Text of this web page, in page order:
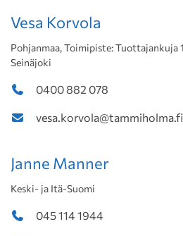
Vesa Korvola
Pohjanmaa, Toimipiste: Tuottajankuja
Seinäjoki
0400 882 078
vesa.korvola@tammiholma.fi
Janne Manner
Keski- ja Itä-Suomi
045 114 1944